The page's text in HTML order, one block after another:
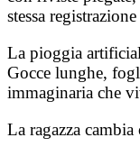
stessa
La pioggia
Gocce lunghe,
immaginaria che
La ragazza